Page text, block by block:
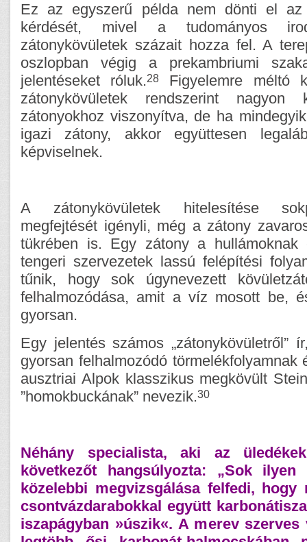
Ez az egyszerű példa nem dönti el
kérdését, mivel a tudományos
zátonykövületek százait hozza fel. A
oszlopban végig a prekambriumi
jelentéseket róluk.28
Figyelemre méltó
zátonykövületek rendszerint
zátonyokhoz viszonyítva, de ha
igazi zátony, akkor együttesen
képviselnek.
A zátonykövületek hitelesítése
megfejtését igényli, még a zátony
tükrében is. Egy zátony a hullámoknak
tengeri szervezetek lassú felépítési
tűnik, hogy sok úgynevezett
felhalmozódása, amit a víz mosott be,
gyorsan.
Egy jelentés számos „zátonykövületről”
gyorsan felhalmozódó törmelékfolyamnak
ausztriai Alpok klasszikus megkövült
”homokbuckának” nevezik.30
Néhány specialista, aki az
következőt hangsúlyozta: „Sok ilyen
közelebbi megvizsgálása felfedi, hogy
csontvázdarabokkal együtt
iszapágyban »úszik«. A merev szerves